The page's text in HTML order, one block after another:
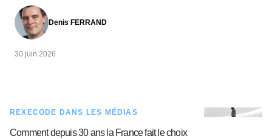
Denis FERRAND
30 juin 2026
REXECODE DANS LES MÉDIAS
Comment depuis 30 ans la France fait le choix